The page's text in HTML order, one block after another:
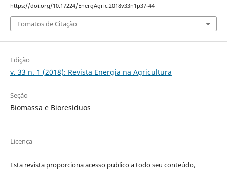
https://doi.org/10.17224/EnergAgric.2018v33n1p37-44
Fomatos de Citação
Edição
v. 33 n. 1 (2018): Revista Energia na Agricultura
Seção
Biomassa e Bioresíduos
Licença
Esta revista proporciona acesso publico a todo seu conteúdo,